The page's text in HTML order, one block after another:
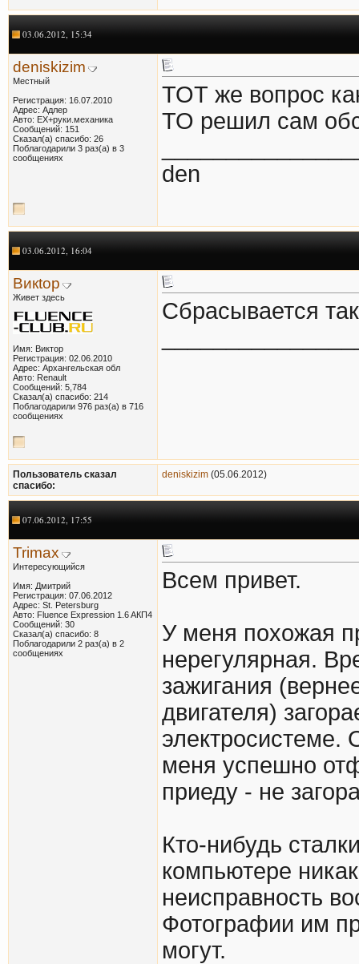
03.06.2012, 15:34
deniskizim
Местный
Регистрация: 16.07.2010
Адрес: Адлер
Авто: EX+руки.механика
Сообщений: 151
Сказал(а) спасибо: 26
Поблагодарили 3 раз(а) в 3
сообщениях
ТОТ же вопрос
ТО решил сам
den
03.06.2012, 16:04
Викtор
Живет здесь
Имя: Виктор
Регистрация: 02.06.2010
Адрес: Архангельская обл
Авто: Renault
Сообщений: 5,784
Сказал(а) спасибо: 214
Поблагодарили 976 раз(а) в 716
сообщениях
Сбрасывается
Пользователь сказал
cпасибо:
deniskizim (05.06.2012)
07.06.2012, 17:55
Trimax
Интересующийся
Имя: Дмитрий
Регистрация: 07.06.2012
Адрес: St. Petersburg
Авто: Fluence Expression 1.6 AКП4
Сообщений: 30
Сказал(а) спасибо: 8
Поблагодарили 2 раз(а) в 2
сообщениях
Всем привет.
У меня похожая
нерегулярная.
зажигания
двигателя)
электросистеме.
меня успешно
приеду - не
Кто-нибудь
компьютере
неисправность
Фотографии им
могут.